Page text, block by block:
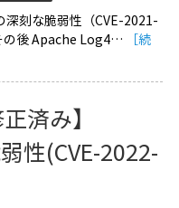
刻な脆弱性（CVE-2021-
の後 Apache Log4…
［続
済み】
性(CVE-2022-